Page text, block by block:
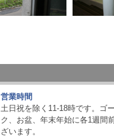
営業時間
土日祝を除く11-18時です。ゴ
ク、お盆、年末年始に各1週間
ざいます。